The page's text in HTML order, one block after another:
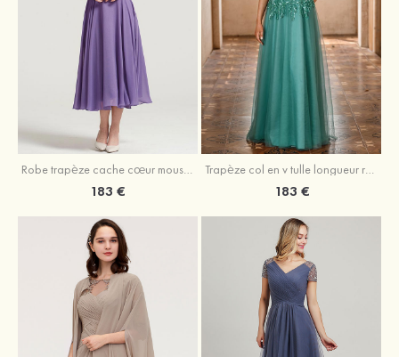
Robe trapèze cache cœur mousseline longueur mollet robe de mère de la mariée avec plissé veste
183 €
Trapèze col en v tulle longueur ras du sol robe de mère de la mariée avec perles paillettes
183 €